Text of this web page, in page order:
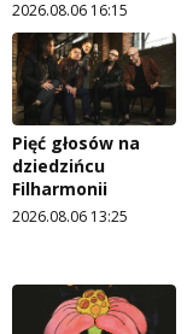
2026.08.06 16:15
Pięć głosów na
dziedzińcu
Filharmonii
2026.08.06 13:25